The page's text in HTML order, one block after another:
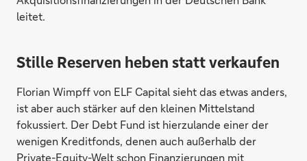
leitet.
Stille Reserven heben statt verkaufen
Florian Wimpff von ELF Capital sieht das etwas anders,
ist aber auch stärker auf den kleinen Mittelstand
fokussiert. Der Debt Fund ist hierzulande einer der
wenigen Kreditfonds, denen auch außerhalb der
Private-Equity-Welt schon Finanzierungen mit